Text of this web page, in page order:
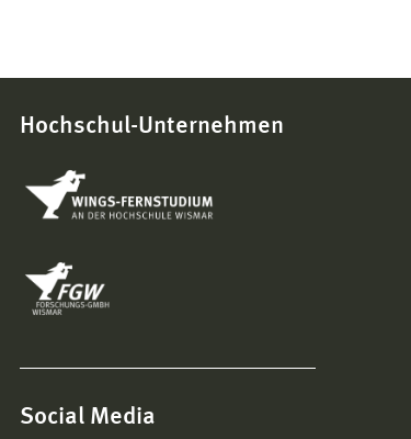
Hochschul-Unternehmen
Social Media